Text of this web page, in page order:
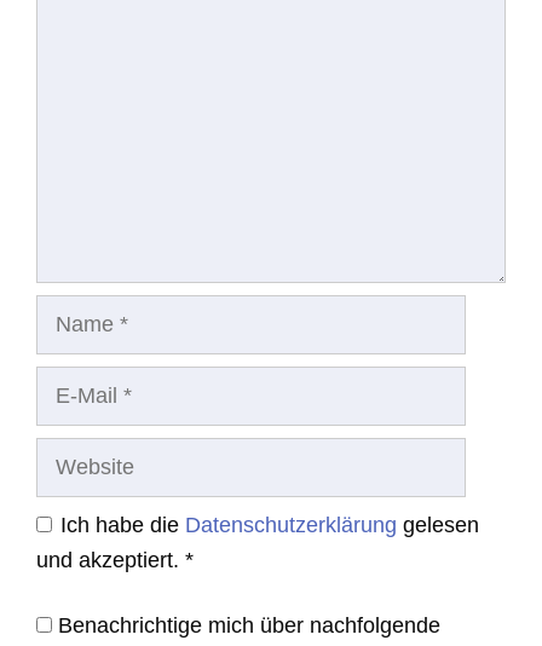
Ich habe die Datenschutzerklärung gelesen
und akzeptiert. *
Benachrichtige mich über nachfolgende